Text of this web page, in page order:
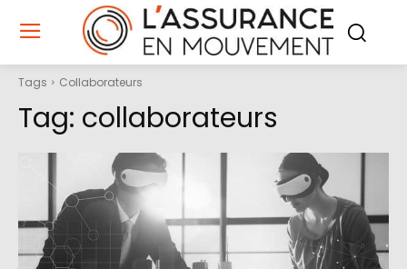
Tags Collaborateurs
Tag: collaborateurs